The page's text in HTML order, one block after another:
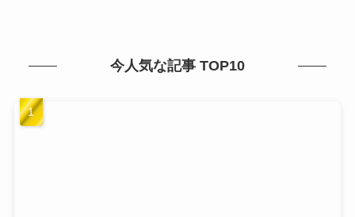
今人気な記事 TOP10